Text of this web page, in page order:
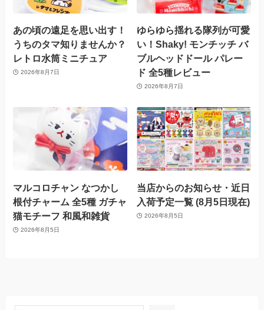
あの頃の遠足を思い出す！
うちのタマ知りませんか？
レトロ水筒ミニチュア
2026年8月7日
ゆらゆら揺れる隊列が可愛
い！Shaky! モンチッチ バ
ブルヘッドドール パレー
ド 全5種レビュー
2026年8月7日
マルコロチャン なつかし
根付チャーム 全5種 ガチャ
猫モチーフ 和風和雑貨
2026年8月5日
当店からのお知らせ・近日
入荷予定一覧 (8月5日現在)
2026年8月5日